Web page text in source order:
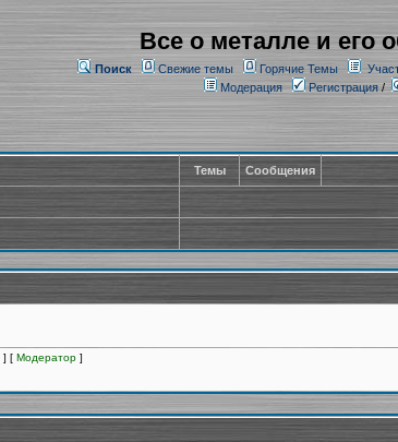
Все о металле и его
Поиск Свежие темы Горячие Темы
Модерация
Регистрация/
Темы Сообщения
] [ Модератор ]